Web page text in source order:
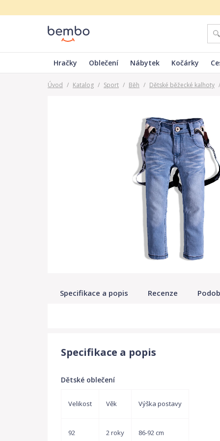
Hračky Oblečení Nábytek Kočárky
Úvod / Katalog / Sport / Běh / Dětské běžecké kalhoty /
Specifikace a popis Recenze
Specifikace a popis
Dětské oblečení
Velikost Věk Výška postavy
92 2 roky 86-92 cm